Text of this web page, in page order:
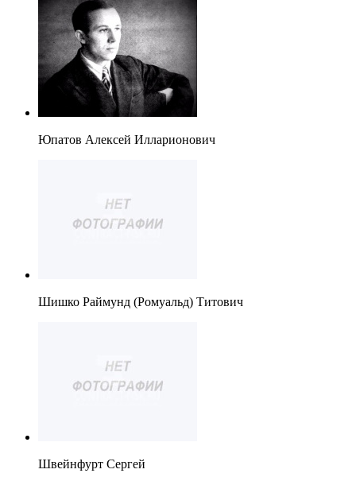
Юпатов Алексей Илларионович
Шишко Раймунд (Ромуальд) Титович
Швейнфурт Сергей